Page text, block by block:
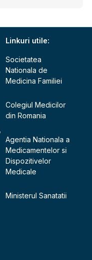
Linkuri utile:
Societatea
Nationala de
Medicina Familiei
Colegiul Medicilor
din Romania
Agentia Nationala a
Medicamentelor si
Dispozitivelor
Medicale
Ministerul Sanatatii